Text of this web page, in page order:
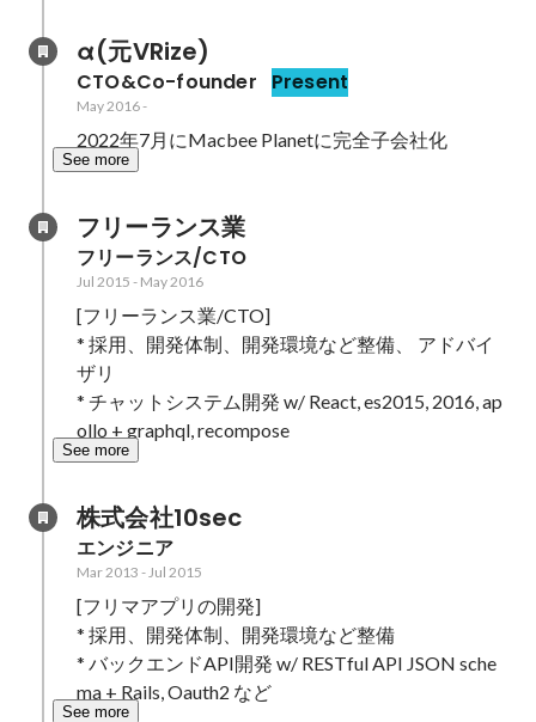
α(元VRize)
CTO&Co-founder Present
May 2016-
2022年7月にMacbee Planetに完全子会社化
See more
フリーランス業
フリーランス/CTO
Jul 2015 - May 2016
[フリーランス業/CTO]
* 採用、開発体制、開発環境など整備、 アドバイ
ザリ
* チャットシステム開発 w/ React, es2015, 2016, ap
ollo + graphql, recompose
See more
株式会社10sec
エンジニア
Mar 2013 - Jul 2015
[フリマアプリの開発]
* 採用、開発体制、開発環境など整備
* バックエンドAPI開発 w/ RESTful API JSON sche
ma + Rails, Oauth2 など
See more